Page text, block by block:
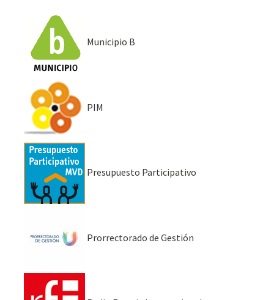
Municipio B
PIM
Presupuesto Participativo
Prorrectorado de Gestión